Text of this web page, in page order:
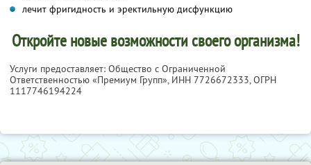
лечит фригидность и эректильную дисфункцию
Откройте новые возможности своего организма!
Услуги предоставляет: Общество с Ограниченной
Ответственностью «Премиум Групп», ИНН 7726672333, ОГРН
1117746194224